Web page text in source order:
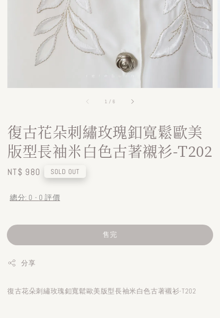
1 / 6
復古花朵刺繡玫瑰釦寬鬆歐美
版型長袖米白色古著襯衫-T202
Regular
NT$ 980 SOLD OUT
總分: 0 - 0 評價
售完
分享
復古花朵刺繡玫瑰釦寬鬆歐美版型長袖米白色古著襯衫-T202